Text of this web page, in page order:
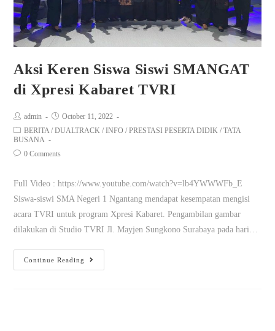
Aksi Keren Siswa Siswi SMANGAT
di Xpresi Kabaret TVRI
admin
October 11, 2022
BERITA / DUALTRACK / INFO / PRESTASI PESERTA DIDIK / TATA
BUSANA
0 Comments
Full Video : https://www.youtube.com/watch?v=lb4YWWWFb_E
Siswa-siswi SMA Negeri 1 Ngantang mendapat kesempatan mengisi
acara TVRI untuk program Xpresi Kabaret. Pengambilan gambar
dilakukan di Studio TVRI Jl. Mayjen Sungkono Surabaya pada hari…
Continue Reading